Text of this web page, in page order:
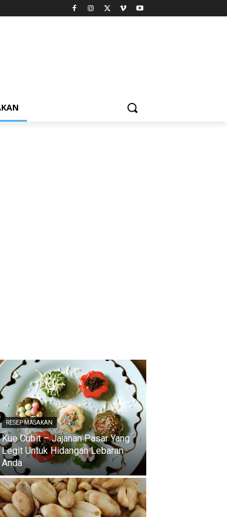
RESEP MASAKAN
Kue Cubit – Jajanan Pasar Yang
Legit Untuk Hidangan Lebaran
Anda